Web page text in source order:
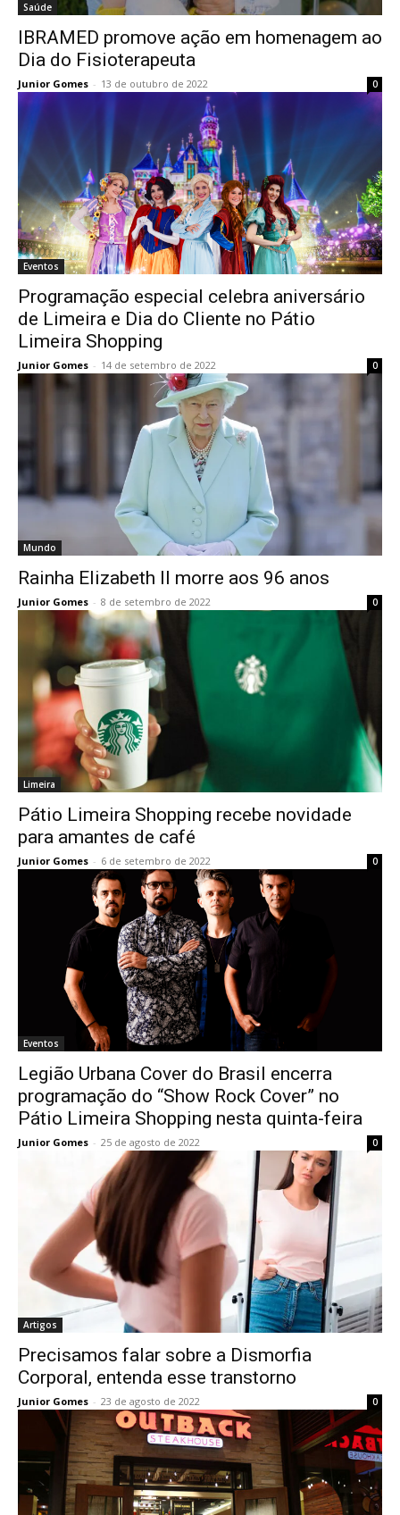
Saúde
IBRAMED promove ação em homenagem ao
Dia do Fisioterapeuta
Junior Gomes - 13 de outubro de 2022 0
Eventos
Programação especial celebra aniversário
de Limeira e Dia do Cliente no Pátio
Limeira Shopping
Junior Gomes - 14 de setembro de 2022 0
Mundo
Rainha Elizabeth II morre aos 96 anos
Junior Gomes - 8 de setembro de 2022 0
Limeira
Pátio Limeira Shopping recebe novidade
para amantes de café
Junior Gomes - 6 de setembro de 2022 0
Eventos
Legião Urbana Cover do Brasil encerra
programação do “Show Rock Cover” no
Pátio Limeira Shopping nesta quinta-feira
Junior Gomes - 25 de agosto de 2022 0
Artigos
Precisamos falar sobre a Dismorfia
Corporal, entenda esse transtorno
Junior Gomes - 23 de agosto de 2022 0